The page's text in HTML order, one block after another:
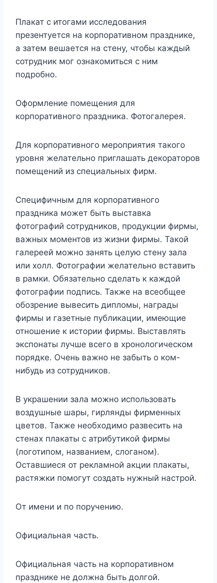
Плакат с итогами исследования
презентуется на корпоративном празднике,
а затем вешается на стену, чтобы каждый
сотрудник мог ознакомиться с ним
подробно.
Оформление помещения для
корпоративного праздника. Фотогалерея.
Для корпоративного мероприятия такого
уровня желательно приглашать декораторов
помещений из специальных фирм.
Специфичным для корпоративного
праздника может быть выставка
фотографий сотрудников, продукции фирмы,
важных моментов из жизни фирмы. Такой
галереей можно занять целую стену зала
или холл. Фотографии желательно вставить
в рамки. Обязательно сделать к каждой
фотографии подпись. Также на всеобщее
обозрение вывесить дипломы, награды
фирмы и газетные публикации, имеющие
отношение к истории фирмы. Выставлять
экспонаты лучше всего в хронологическом
порядке. Очень важно не забыть о ком-
нибудь из сотрудников.
В украшении зала можно использовать
воздушные шары, гирлянды фирменных
цветов. Также необходимо развесить на
стенах плакаты с атрибутикой фирмы
(логотипом, названием, слоганом).
Оставшиеся от рекламной акции плакаты,
растяжки помогут создать нужный настрой.
От имени и по поручению.
Официальная часть.
Официальная часть на корпоративном
празднике не должна быть долгой.